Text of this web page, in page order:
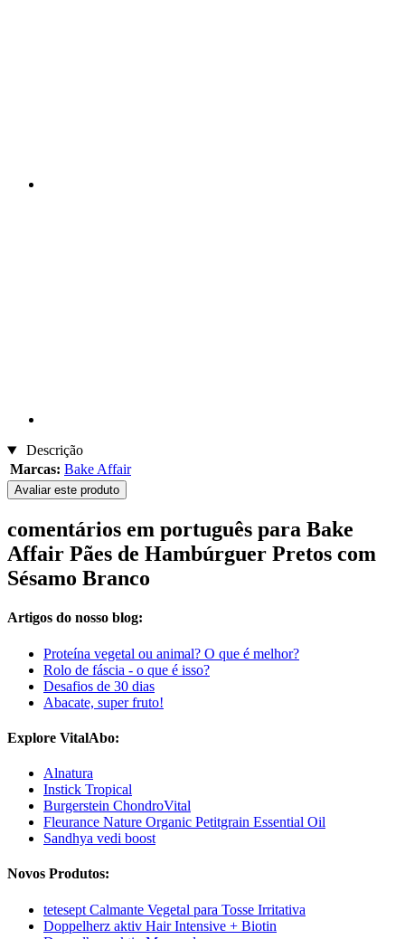
Descrição
Marcas: Bake Affair
Avaliar este produto
comentários em português para Bake
Affair Pães de Hambúrguer Pretos com
Sésamo Branco
Artigos do nosso blog:
Proteína vegetal ou animal? O que é melhor?
Rolo de fáscia - o que é isso?
Desafios de 30 dias
Abacate, super fruto!
Explore VitalAbo:
Alnatura
Instick Tropical
Burgerstein ChondroVital
Fleurance Nature Organic Petitgrain Essential Oil
Sandhya vedi boost
Novos Produtos:
tetesept Calmante Vegetal para Tosse Irritativa
Doppelherz aktiv Hair Intensive + Biotin